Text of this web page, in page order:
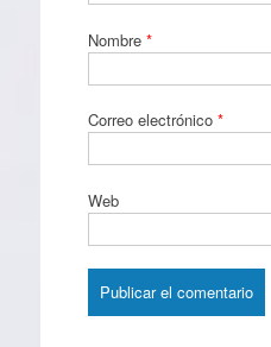
Nombre *
Correo electrónico *
Web